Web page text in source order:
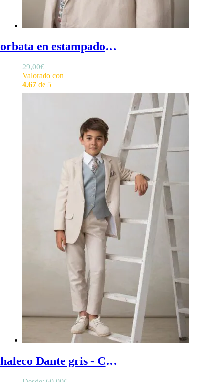
Corbata en estampado girasoles - Corbata niño comunión con estampado de girasoles
29,00€
Valorado con
4.67 de 5
Chaleco Dante gris - Chaleco gris de niño, estilo sencillo con trabilla en espalda, delantero en pico triangular